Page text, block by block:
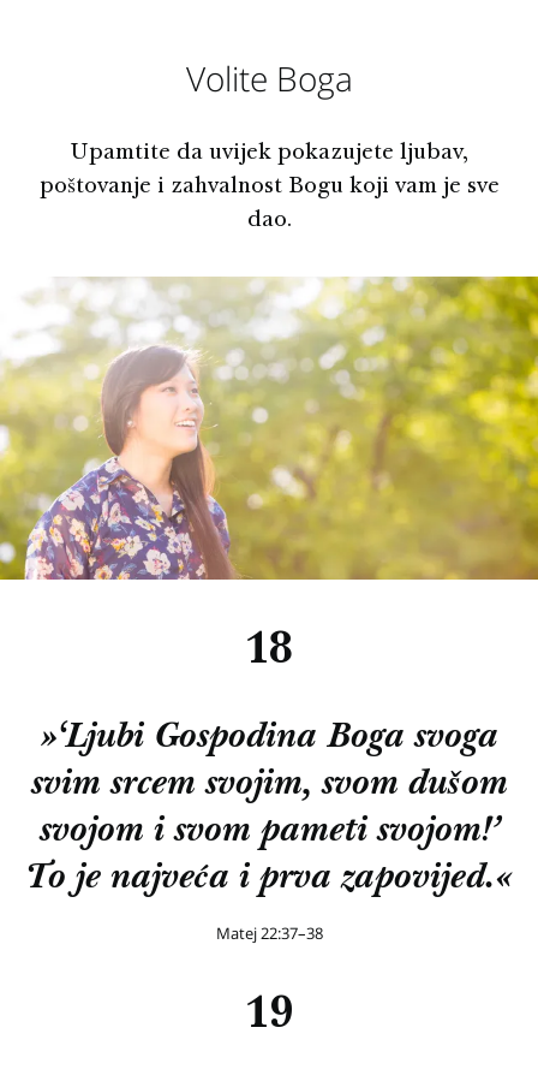
Volite Boga
Upamtite da uvijek pokazujete ljubav,
poštovanje i zahvalnost Bogu koji vam je sve
dao.
18
»‘Ljubi Gospodina Boga svoga
svim srcem svojim, svom dušom
svojom i svom pameti svojom!’
To je najveća i prva zapovijed.«
Matej 22:37–38
19